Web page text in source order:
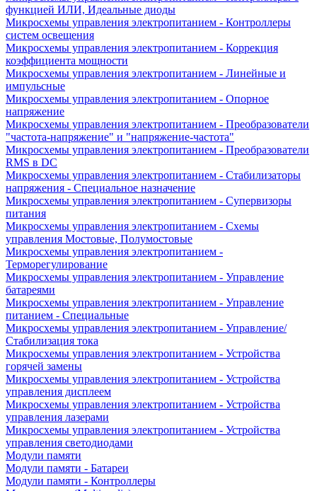
функцией ИЛИ, Идеальные диоды
Микросхемы управления электропитанием - Контроллеры
систем освещения
Микросхемы управления электропитанием - Коррекция
коэффициента мощности
Микросхемы управления электропитанием - Линейные и
импульсные
Микросхемы управления электропитанием - Опорное
напряжение
Микросхемы управления электропитанием - Преобразователи
"частота-напряжение" и "напряжение-частота"
Микросхемы управления электропитанием - Преобразователи
RMS в DC
Микросхемы управления электропитанием - Стабилизаторы
напряжения - Специальное назначение
Микросхемы управления электропитанием - Супервизоры
питания
Микросхемы управления электропитанием - Схемы
управления Мостовые, Полумостовые
Микросхемы управления электропитанием -
Терморегулирование
Микросхемы управления электропитанием - Управление
батареями
Микросхемы управления электропитанием - Управление
питанием - Специальные
Микросхемы управления электропитанием - Управление/
Стабилизация тока
Микросхемы управления электропитанием - Устройства
горячей замены
Микросхемы управления электропитанием - Устройства
управления дисплеем
Микросхемы управления электропитанием - Устройства
управления лазерами
Микросхемы управления электропитанием - Устройства
управления светодиодами
Модули памяти
Модули памяти - Батареи
Модули памяти - Контроллеры